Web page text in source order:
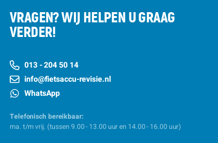
VRAGEN? WIJ HELPEN U GRAAG
VERDER!
013 - 204 50 14
info@fietsaccu-revisie.nl
WhatsApp
Telefonisch bereikbaar:
ma. t/m vrij. (tussen 9.00 - 13.00 uur en 14.00 - 16.00 uur)